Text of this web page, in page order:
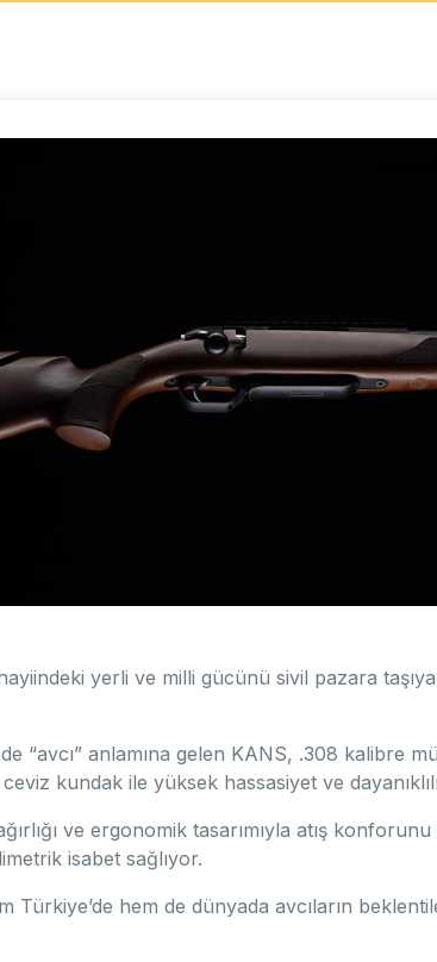
yerli ve milli gücünü sivil pazara
“avcı” anlamına gelen KANS, .308 kalibre
kundak ile yüksek hassasiyet ve
ve ergonomik tasarımıyla atış
isabet sağlıyor.
Türkiye’de hem de dünyada avcıların